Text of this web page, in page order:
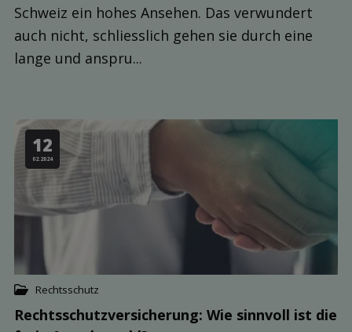
Schweiz ein hohes Ansehen. Das verwundert
auch nicht, schliesslich gehen sie durch eine
lange und anspru...
12
02.2024
Rechtsschutz
Rechts­schutz­versicherung: Wie sinn­voll ist die